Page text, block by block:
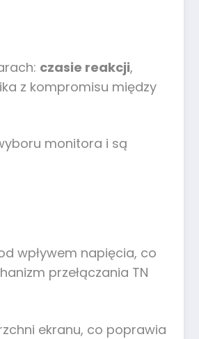
czasie reakcji,
z kompromisu między
monitora i są
wpływem napięcia, co
przełączania TN
ekranu, co poprawia